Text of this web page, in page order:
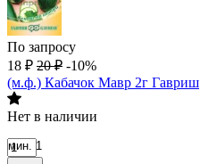
По запросу
18 ₽ 20 ₽ -10%
(м.ф.) Кабачок Мавр 2г Гавриш
Нет в наличии
мин. 1